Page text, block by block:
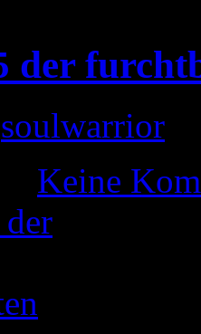
der
soulwarrior
Keine